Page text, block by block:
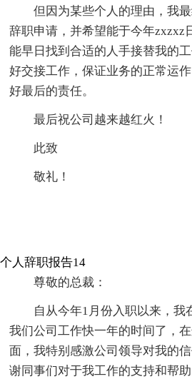
但因为某些个人的理由，我
辞职申请，并希望能于今年zxzxz
能早日找到合适的人手接替我的
好交接工作，保证业务的正常运
好最后的责任。
最后祝公司越来越红火！
此致
敬礼！
个人辞职报告14
尊敬的总裁：
自从今年1月份入职以来，我
我们公司工作快一年的时间了，
面，我特别感激公司领导对我的
谢同事们对于我工作的支持和帮